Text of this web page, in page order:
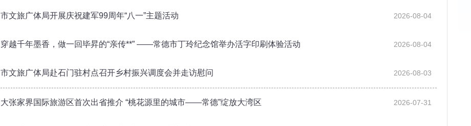
2026-08-04
市文旅广体局开展庆祝建军99周年“八一”主题活动
2026-08-04
穿越千年墨香，做一回毕昇的“亲传**” ——常德市丁玲纪念馆举办活字印刷体验活动
2026-08-03
市文旅广体局赴石门驻村点召开乡村振兴调度会并走访慰问
2026-07-31
大张家界国际旅游区首次出省推介 “桃花源里的城市——常德”绽放大湾区